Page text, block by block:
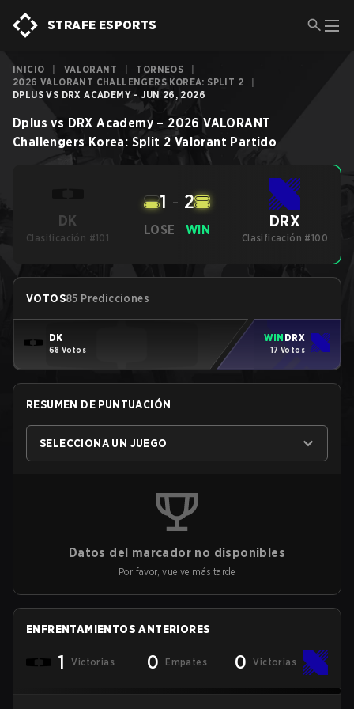
STRAFE ESPORTS
INICIO VALORANT TORNEOS
2026 VALORANT CHALLENGERS KOREA: SPLIT 2
DPLUS VS DRX ACADEMY - JUN 26, 2026
Dplus vs DRX Academy – 2026 VALORANT
Challengers Korea: Split 2 Valorant Partido
DK
Clasificación #101
LOSE
1 - 2
WIN DRX
Clasificación #100
VOTOS85 Predicciones
DK
68 Votos
WIN DRX
17 Votos
RESUMEN DE PUNTUACIÓN
SELECCIONA UN JUEGO
Datos del marcador no disponibles
Por favor, vuelve más tarde
ENFRENTAMIENTOS ANTERIORES
1 Victorias 0 Empates 0 Victorias